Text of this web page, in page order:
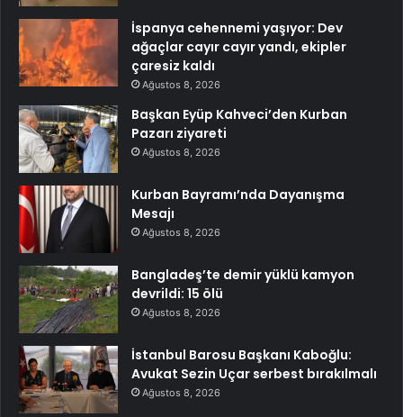
İspanya cehennemi yaşıyor: Dev
ağaçlar cayır cayır yandı, ekipler
çaresiz kaldı
Ağustos 8, 2026
Başkan Eyüp Kahveci’den Kurban
Pazarı ziyareti
Ağustos 8, 2026
Kurban Bayramı’nda Dayanışma
Mesajı
Ağustos 8, 2026
Bangladeş’te demir yüklü kamyon
devrildi: 15 ölü
Ağustos 8, 2026
İstanbul Barosu Başkanı Kaboğlu:
Avukat Sezin Uçar serbest bırakılmalı
Ağustos 8, 2026